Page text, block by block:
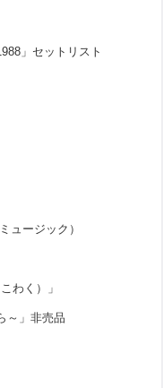
」セットリスト
ュージック）
わく）」
～」非売品